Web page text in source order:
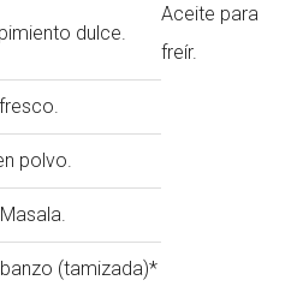
dulce.
Aceite para
freír.
polvo.
(tamizada)*